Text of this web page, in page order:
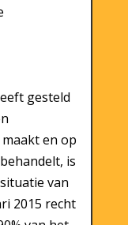
gesteld
en op
is
van
2015 recht